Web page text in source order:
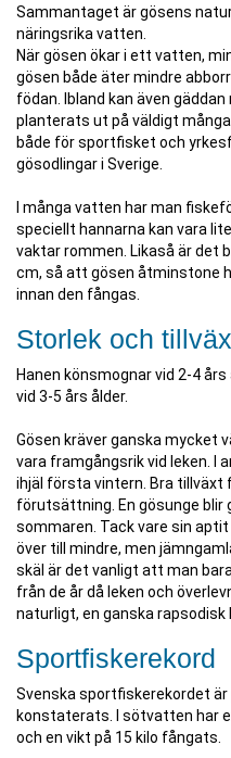
Sammantaget är gösens
näringsrika vatten.
När gösen ökar i ett vatten,
gösen både äter mindre
födan. Ibland kan även
planterats ut på väldigt
både för sportfisket och
gösodlingar i Sverige.
I många vatten har man
speciellt hannarna kan vara
vaktar rommen. Likaså är det
cm, så att gösen åtminstone
innan den fångas.
Storlek och
Hanen könsmognar vid 2-4
vid 3-5 års ålder.
Gösen kräver ganska mycket
vara framgångsrik vid leken. I
ihjäl första vintern. Bra
förutsättning. En gösunge blir
sommaren. Tack vare sin
över till mindre, men
skäl är det vanligt att man
från de år då leken och
naturligt, en ganska rapsodisk
Sportfiskerekord
Svenska sportfiskerekordet är
konstaterats. I sötvatten har
och en vikt på 15 kilo fångats.